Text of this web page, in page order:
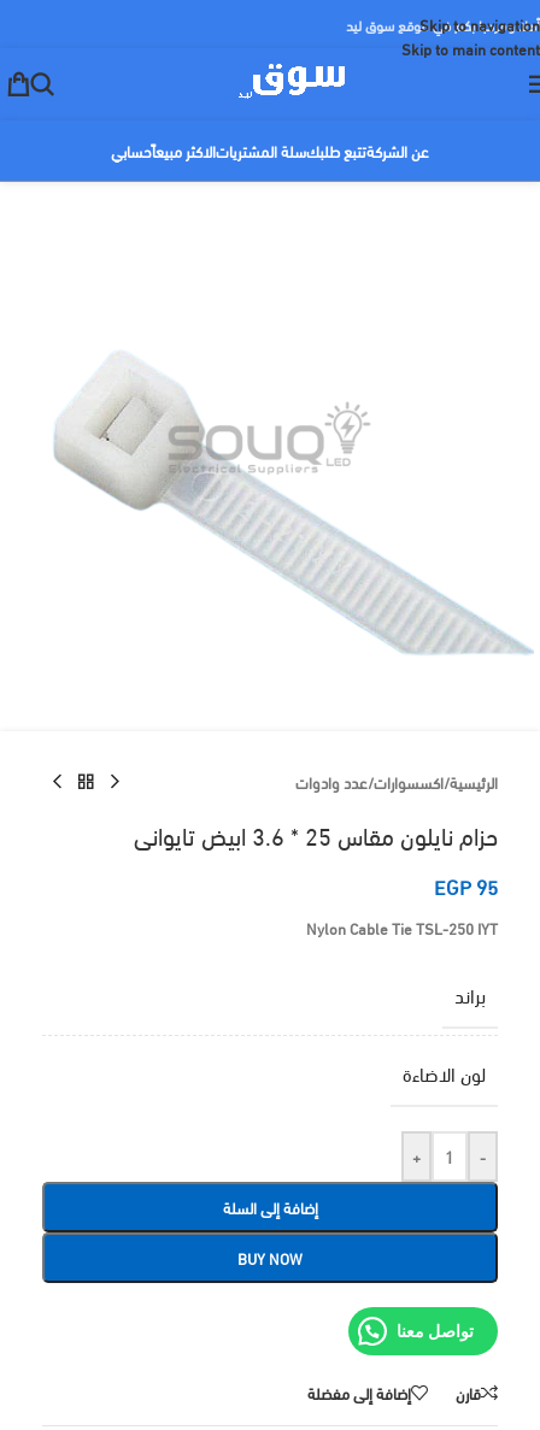
Skip to navigation
Skip to main content
أهلا ومرحبا بكم في موقع سوق ليد
عن الشركةتتبع طلبكسلة المشترياتالاكثر مبيعاًحسابي
الرئيسية/اكسسوارات/عدد وادوات
حزام نايلون مقاس 25 * 3.6 ابيض تايوانى
EGP95
Nylon Cable Tie TSL-250 IYT
براند
لون الاضاءة
-
+
إضافة إلى السلة
BUY NOW
تواصل معنا
قارن إضافة إلى مفضلة